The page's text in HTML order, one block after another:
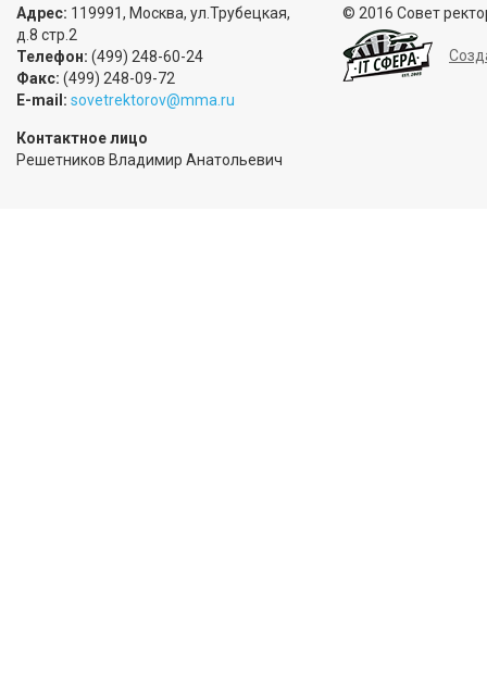
Адрес: 119991, Москва, ул.Трубецкая,
д.8 стр.2
Телефон: (499) 248-60-24
Факс: (499) 248-09-72
E-mail: sovetrektorov@mma.ru
Контактное лицо
Решетников Владимир Анатольевич
© 2016 Совет